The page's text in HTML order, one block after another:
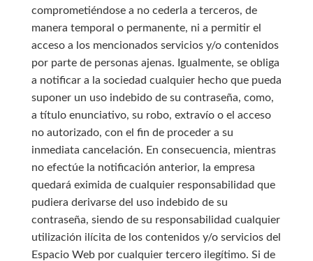
comprometiéndose a no cederla a terceros, de
manera temporal o permanente, ni a permitir el
acceso a los mencionados servicios y/o contenidos
por parte de personas ajenas. Igualmente, se obliga
a notificar a la sociedad cualquier hecho que pueda
suponer un uso indebido de su contraseña, como,
a título enunciativo, su robo, extravío o el acceso
no autorizado, con el fin de proceder a su
inmediata cancelación. En consecuencia, mientras
no efectúe la notificación anterior, la empresa
quedará eximida de cualquier responsabilidad que
pudiera derivarse del uso indebido de su
contraseña, siendo de su responsabilidad cualquier
utilización ilícita de los contenidos y/o servicios del
Espacio Web por cualquier tercero ilegítimo. Si de